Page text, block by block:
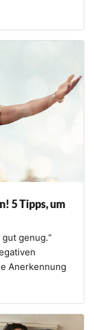
5 Tipps, um
gut genug.“
Anerkennung